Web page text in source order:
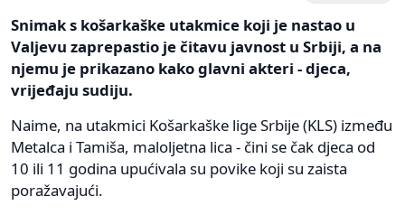
Snimak s košarkaške utakmice koji je nastao u
Valjevu zaprepastio je čitavu javnost u Srbiji, a na
njemu je prikazano kako glavni akteri - djeca,
vrijeđaju sudiju.
Naime, na utakmici Košarkaške lige Srbije (KLS) između
Metalca i Tamiša, maloljetna lica - čini se čak djeca od
10 ili 11 godina upućivala su povike koji su zaista
poražavajući.